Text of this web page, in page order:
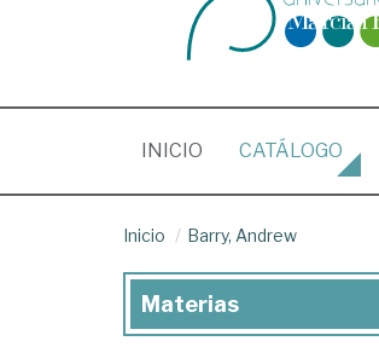
INICIO (CURRENT)
CATÁLOGO
Inicio Barry, Andrew
Materias